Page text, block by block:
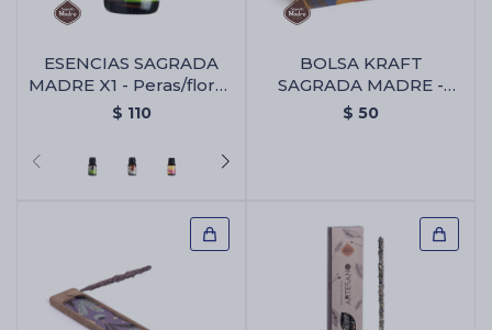
ESENCIAS SAGRADA
MADRE X1 - Peras/flores
Blancas
$ 110
BOLSA KRAFT
SAGRADA MADRE -
Bolsa Kraft Sagrada
$ 50